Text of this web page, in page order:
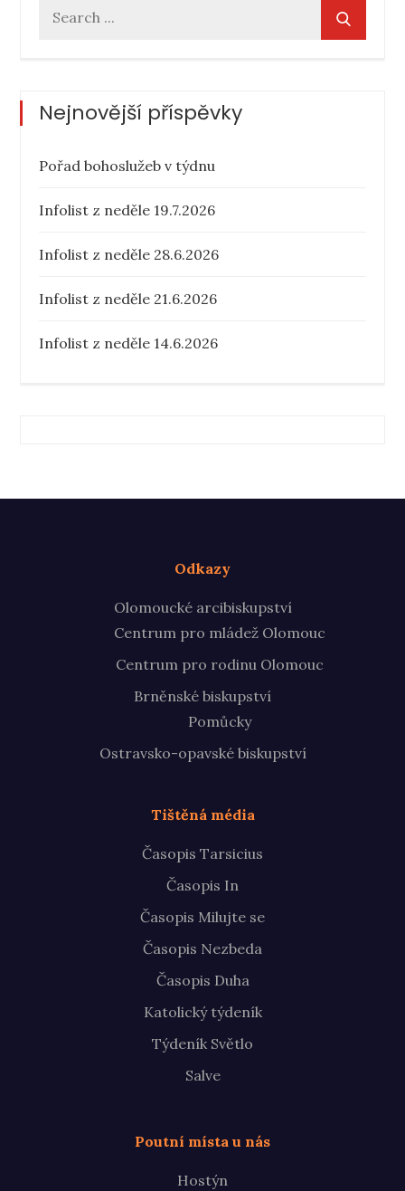
Nejnovější příspěvky
Pořad bohoslužeb v týdnu
Infolist z neděle 19.7.2026
Infolist z neděle 28.6.2026
Infolist z neděle 21.6.2026
Infolist z neděle 14.6.2026
Odkazy
Olomoucké arcibiskupství
Centrum pro mládež Olomouc
Centrum pro rodinu Olomouc
Brněnské biskupství
Pomůcky
Ostravsko-opavské biskupství
Tištěná média
Časopis Tarsicius
Časopis In
Časopis Milujte se
Časopis Nezbeda
Časopis Duha
Katolický týdeník
Týdeník Světlo
Salve
Poutní místa u nás
Hostýn